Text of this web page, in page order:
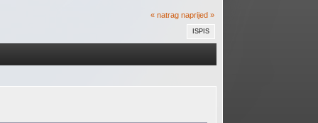
« natrag naprijed »
ISPIS